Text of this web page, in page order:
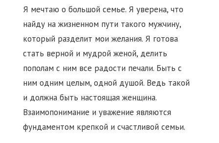
Я мечтаю о большой семье. Я уверена, что
найду на жизненном пути такого мужчину,
который разделит мои желания. Я готова
стать верной и мудрой женой, делить
пополам с ним все радости печали. Быть с
ним одним целым, одной душой. Ведь такой
и должна быть настоящая женщина.
Взаимопонимание и уважение являются
фундаментом крепкой и счастливой семьи.